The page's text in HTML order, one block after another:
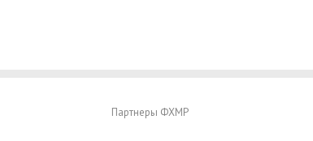
Партнеры ФХМР